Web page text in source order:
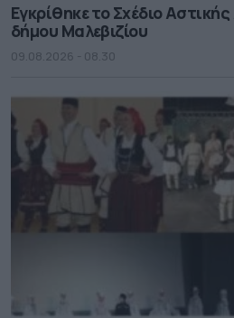
Εγκρίθηκε το Σχέδιο
δήμου Μαλεβιζίου
09.08.2026 - 08.30